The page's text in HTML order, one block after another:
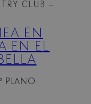
CLUB –
EN
EN EL
PLANO